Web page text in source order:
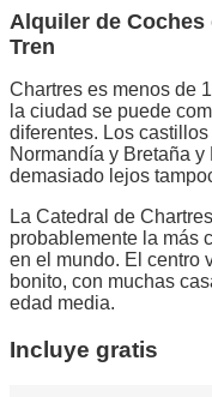
Alquiler de
Tren
Chartres es menos de
la ciudad se puede
diferentes. Los
Normandía y Bretaña
demasiado lejos
La Catedral de
probablemente la más
en el mundo. El centro
bonito, con muchas
edad media.
Incluye gratis